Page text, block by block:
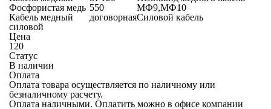
Фосфористая медь 550
МФ9,МФ10
Кабель медный
силовой
договорнаяСиловой кабель
Цена
120
Статус
В наличии
Оплата
Оплата товара осуществляется по наличному или
безналичному расчету.
Оплата наличными. Оплатить можно в офисе компании